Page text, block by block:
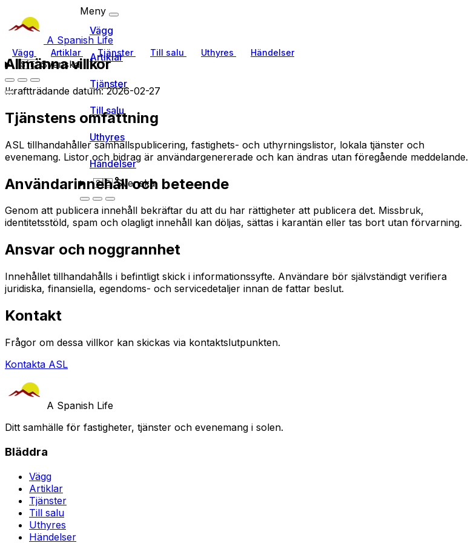
A Spanish Life
Vägg Artiklar Tjänster Till salu Uthyres Händelser
🇸🇪Svenska
Meny
Vägg
Artiklar
Tjänster
Till salu
Uthyres
Händelser
🇸🇪Svenska
Allmänna villkor
Ikraftträdande datum: 2026-02-27
Tjänstens omfattning
ASL tillhandahåller samhällspublicering, fastighets- och uthyrningslistor, lokala tjänster och
evenemang. Listor och bidrag är användargenererade och kan ändras utan föregående meddelande.
Användarinnehåll och beteende
Genom att publicera innehåll bekräftar du att du har rättigheter att publicera det. Missbruk,
identitetsstöld, spam och olagligt innehåll kan döljas, sättas i karantän eller tas bort utan förvarning.
Ansvar och noggrannhet
Innehållet tillhandahålls i befintligt skick i informationssyfte. Användare bör självständigt verifiera
juridiska, finansiella, egendoms- och servicedetaljer innan de fattar beslut.
Kontakt
Frågor om dessa villkor kan skickas via kontaktslutpunkten.
Kontakta ASL
A Spanish Life
Ditt samhälle för fastigheter, tjänster och evenemang i solen.
Bläddra
Vägg
Artiklar
Tjänster
Till salu
Uthyres
Händelser